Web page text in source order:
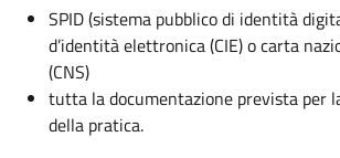
SPID (sistema pubblico di identità
d’identità elettronica (CIE) o carta
(CNS)
tutta la documentazione prevista per
della pratica.